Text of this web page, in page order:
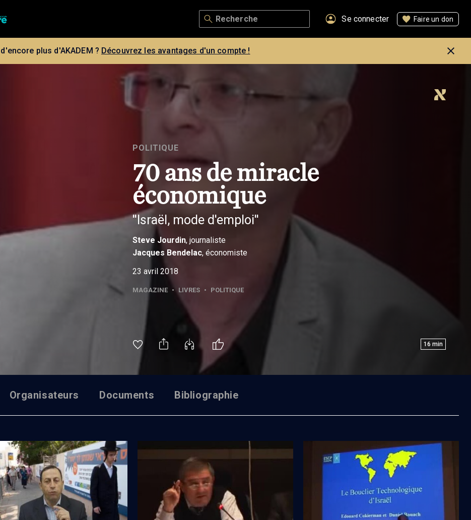
Se connecter Faire un don
plus d'AKADEM ? Découvrez les avantages d'un compte !
POLITIQUE
70 ans de miracle
économique
''Israël, mode d'emploi''
Steve Jourdin, journaliste
Jacques Bendelac, économiste
23 avril 2018
MAGAZINE • LIVRES • POLITIQUE
16 min
Organisateurs Documents Bibliographie
de querelles Le ''bouclier technologique'' d'Israël